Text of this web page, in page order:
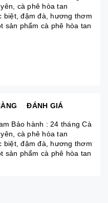
cà phê hòa tan
biệt, đậm đà, hương thơm
sản phẩm cà phê hòa tan
ĐÁNH GIÁ
Bảo hành : 24 tháng Cà
cà phê hòa tan
biệt, đậm đà, hương thơm
sản phẩm cà phê hòa tan